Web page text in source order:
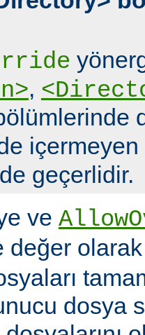
,
içermeyen
geçerlidir.
ve
değer
dosya